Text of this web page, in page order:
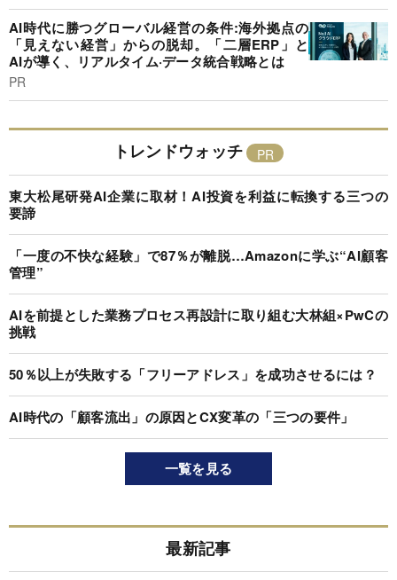
AI時代に勝つグローバル経営の条件:海外拠点の
「見えない経営」からの脱却。「二層ERP」と
AIが導く、リアルタイム·データ統合戦略とは
PR
トレンドウォッチ
東大松尾研発AI企業に取材！AI投資を利益に転換する三つの
要諦
「一度の不快な経験」で87％が離脱…Amazonに学ぶ“AI顧客
管理”
AIを前提とした業務プロセス再設計に取り組む大林組×PwCの
挑戦
50％以上が失敗する「フリーアドレス」を成功させるには？
AI時代の「顧客流出」の原因とCX変革の「三つの要件」
一覧を見る
最新記事